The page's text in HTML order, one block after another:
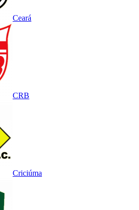
Ceará
CRB
Criciúma